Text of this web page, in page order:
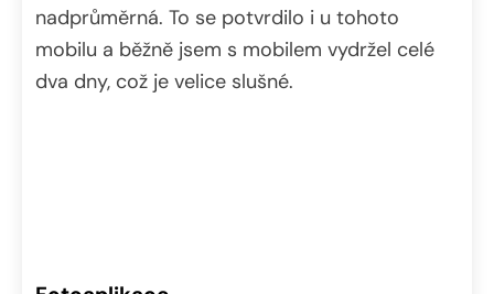
nadprůměrná. To se potvrdilo i u tohoto
mobilu a běžně jsem s mobilem vydržel celé
dva dny, což je velice slušné.